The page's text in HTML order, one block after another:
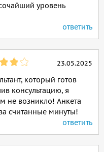
уровень
ответить
23.05.2025
который готов
консультацию, я
не возникло! Анкета
считанные минуты!
ответить